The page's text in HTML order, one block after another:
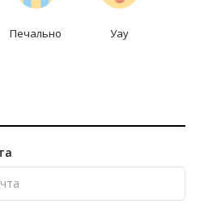
Печально Уау